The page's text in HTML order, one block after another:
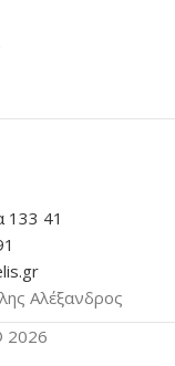
133 41
Αλέξανδρος
2026